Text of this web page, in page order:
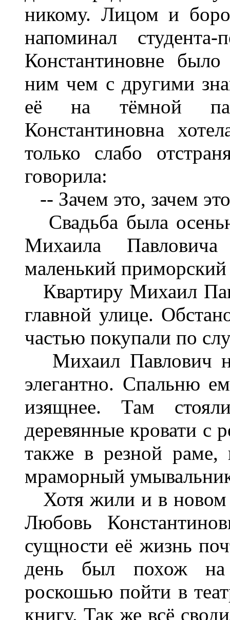
никому. Лицом и
напоминал
Константиновне
ним чем с другими
её на тёмной
Константиновна
только слабо
говорила:
-- Зачем это, зачем
Свадьба была
Михаила
маленький приморский
Квартиру Михаил
главной улице.
частью покупали по
Михаил Павлович
элегантно. Спальню
изящнее. Там
деревянные кровати с
также в резной раме,
мраморный
Хотя жили и в новом
Любовь
сущности её жизнь
день был похож на
роскошью пойти в
книгу. Так же всё